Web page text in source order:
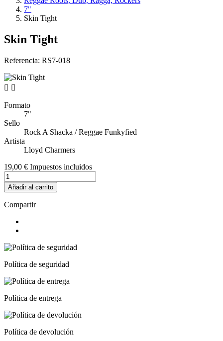
7"
Skin Tight
Skin Tight
Referencia: RS7-018
 
Formato
7"
Sello
Rock A Shacka / Reggae Funkyfied
Artista
Lloyd Charmers
19,00 € Impuestos incluidos
Añadir al carrito
Compartir
Política de seguridad
Política de entrega
Política de devolución